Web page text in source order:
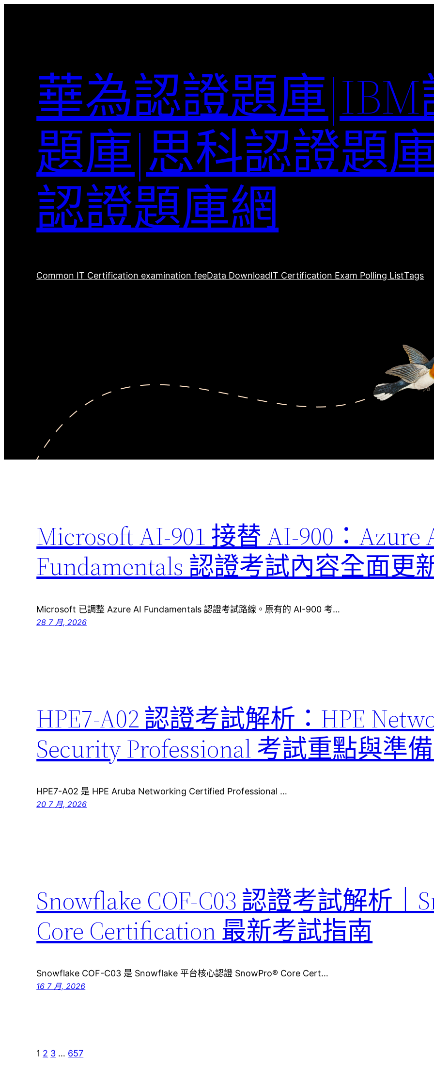
華為認證題庫
題庫|思科認證題
認證題庫網
Common IT Certification examination feeData DownloadIT Certification Exam Polling ListTags
Microsoft AI-901 接替 AI-900：Azure
Fundamentals 認證考試內容全面更
Microsoft 已調整 Azure AI Fundamentals 認證考試路線。原有的 AI-900 考…
28 7 月, 2026
HPE7-A02 認證考試解析：HPE
Security Professional 考試重點與準
HPE7-A02 是 HPE Aruba Networking Certified Professional …
20 7 月, 2026
Snowflake COF-C03 認證考試解析｜
Core Certification 最新考試指南
Snowflake COF-C03 是 Snowflake 平台核心認證 SnowPro® Core Cert…
16 7 月, 2026
1 2 3 … 657